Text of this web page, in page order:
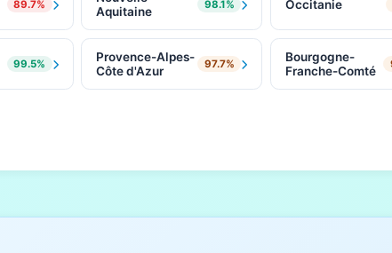
89.7%
Aquitaine
98.1% Occitanie
99.5%
Provence-Alpes-
Côte d'Azur
97.7%
Bourgogne-
Franche-Comté